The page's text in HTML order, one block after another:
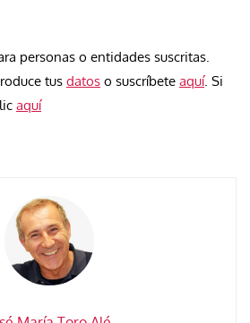
personas o entidades suscritas.
tus datos o suscríbete aquí. Si
aquí